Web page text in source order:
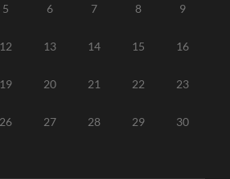
5 6 7 8 9
12 13 14 15 16
19 20 21 22 23
26 27 28 29 30